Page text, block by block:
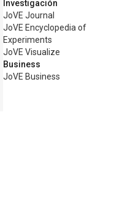
Investigación
JoVE Journal
JoVE Encyclopedia of
Experiments
JoVE Visualize
Business
JoVE Business